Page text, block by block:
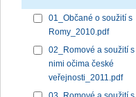
01_Občané o soužití s
Romy_2010.pdf
02_Romové a soužití s
nimi očima české
veřejnosti_2011.pdf